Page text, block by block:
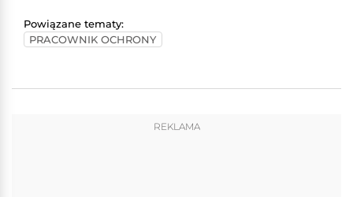
Powiązane tematy:
PRACOWNIK OCHRONY
REKLAMA